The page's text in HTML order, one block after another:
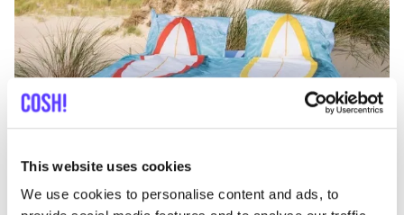
This website uses cookies
We use cookies to personalise content and ads, to